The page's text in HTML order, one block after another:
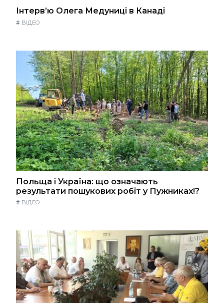
Інтерв’ю Олега Медуниці в Канаді
# ВІДЕО
Польща і Україна: що означають
результати пошукових робіт у Пужниках!?
# ВІДЕО